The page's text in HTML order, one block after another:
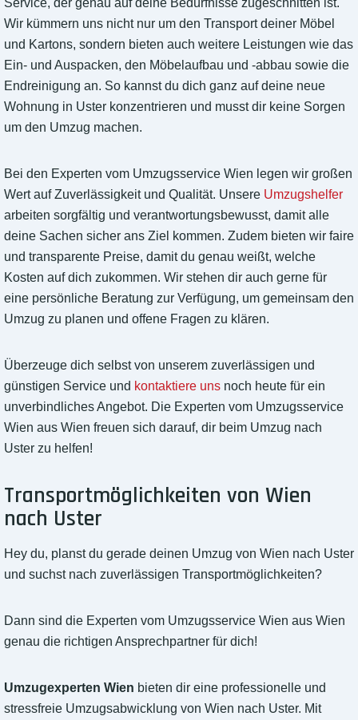
Service, der genau auf deine Bedürfnisse zugeschnitten ist.
Wir kümmern uns nicht nur um den Transport deiner Möbel
und Kartons, sondern bieten auch weitere Leistungen wie das
Ein- und Auspacken, den Möbelaufbau und -abbau sowie die
Endreinigung an. So kannst du dich ganz auf deine neue
Wohnung in Uster konzentrieren und musst dir keine Sorgen
um den Umzug machen.
Bei den Experten vom Umzugsservice Wien legen wir großen
Wert auf Zuverlässigkeit und Qualität. Unsere Umzugshelfer
arbeiten sorgfältig und verantwortungsbewusst, damit alle
deine Sachen sicher ans Ziel kommen. Zudem bieten wir faire
und transparente Preise, damit du genau weißt, welche
Kosten auf dich zukommen. Wir stehen dir auch gerne für
eine persönliche Beratung zur Verfügung, um gemeinsam den
Umzug zu planen und offene Fragen zu klären.
Überzeuge dich selbst von unserem zuverlässigen und
günstigen Service und kontaktiere uns noch heute für ein
unverbindliches Angebot. Die Experten vom Umzugsservice
Wien aus Wien freuen sich darauf, dir beim Umzug nach
Uster zu helfen!
Transportmöglichkeiten von Wien
nach Uster
Hey du, planst du gerade deinen Umzug von Wien nach Uster
und suchst nach zuverlässigen Transportmöglichkeiten?
Dann sind die Experten vom Umzugsservice Wien aus Wien
genau die richtigen Ansprechpartner für dich!
Umzugexperten Wien bieten dir eine professionelle und
stressfreie Umzugsabwicklung von Wien nach Uster. Mit